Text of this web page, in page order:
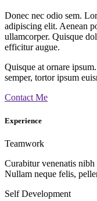
Donec nec odio sem.
adipiscing elit. Aenean
ullamcorper. Quisque
efficitur augue.
Quisque at ornare
semper, tortor ipsum
Contact Me
Experience
Teamwork
Curabitur venenatis
Nullam neque felis,
Self Development